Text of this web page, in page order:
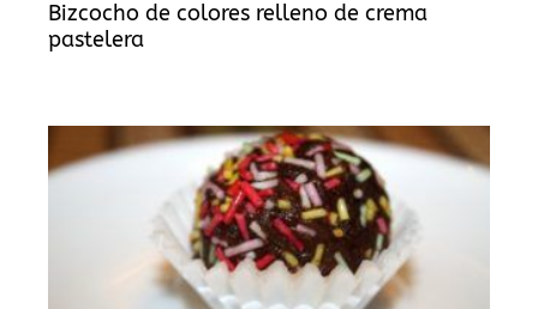
Bizcocho de colores relleno de crema
pastelera